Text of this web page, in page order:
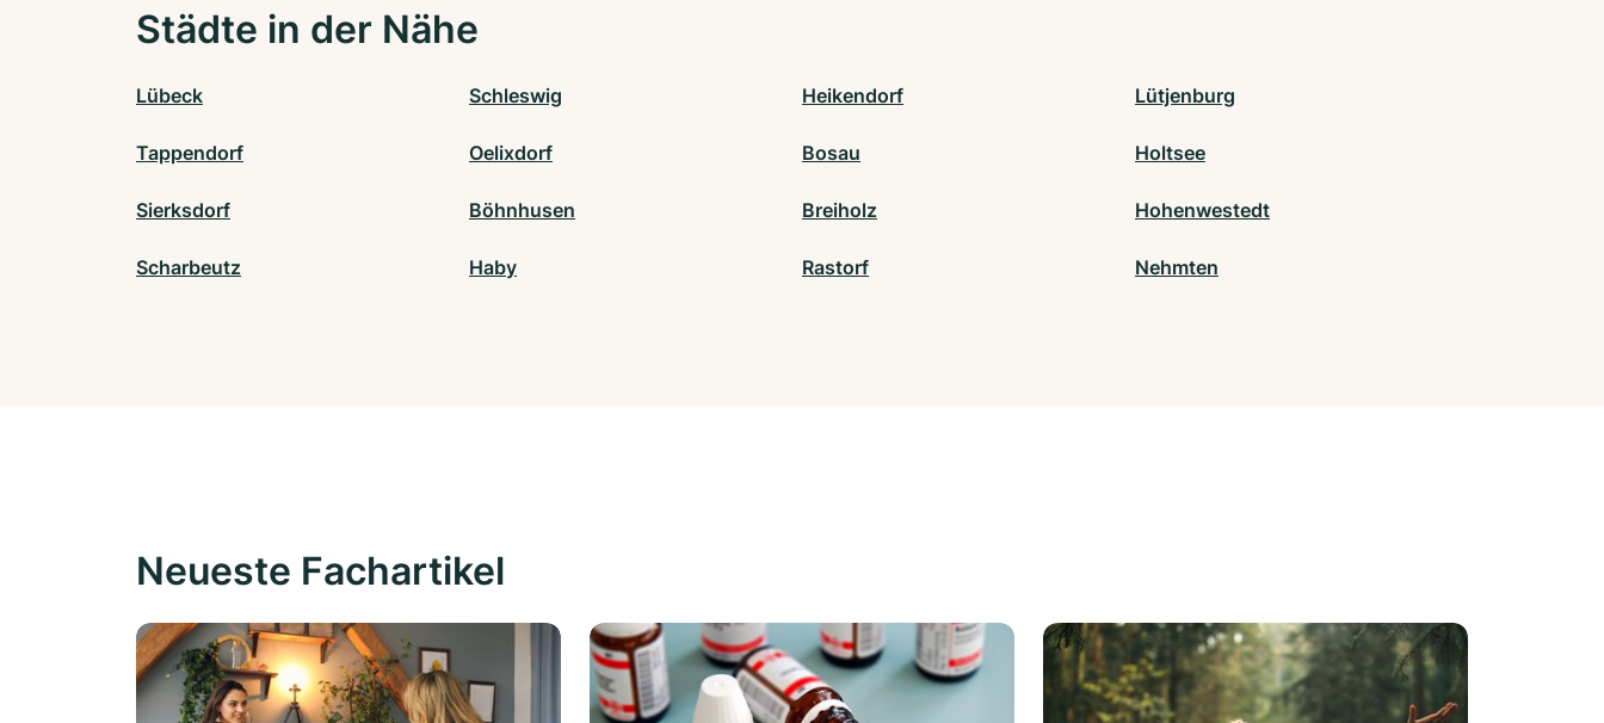
Städte in der Nähe
Lübeck Schleswig Heikendorf Lütjenburg
Tappendorf Oelixdorf Bosau Holtsee
Sierksdorf Böhnhusen Breiholz Hohenwestedt
Scharbeutz Haby Rastorf Nehmten
Neueste Fachartikel